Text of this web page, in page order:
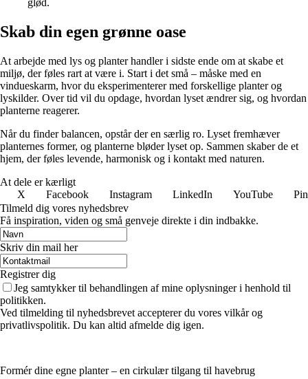
glød.
Skab din egen grønne oase
At arbejde med lys og planter handler i sidste ende om at skabe et
miljø, der føles rart at være i. Start i det små – måske med en
vindueskarm, hvor du eksperimenterer med forskellige planter og
lyskilder. Over tid vil du opdage, hvordan lyset ændrer sig, og hvordan
planterne reagerer.
Når du finder balancen, opstår der en særlig ro. Lyset fremhæver
planternes former, og planterne bløder lyset op. Sammen skaber de et
hjem, der føles levende, harmonisk og i kontakt med naturen.
At dele er kærligt
X
Facebook Instagram LinkedIn YouTube
Tilmeld dig vores nyhedsbrev
Få inspiration, viden og små genveje direkte i din indbakke.
Skriv din mail her
Registrer dig
Jeg samtykker til behandlingen af mine oplysninger i henhold til
politikken.
Ved tilmelding til nyhedsbrevet accepterer du vores vilkår og
privatlivspolitik. Du kan altid afmelde dig igen.
Formér dine egne planter – en cirkulær tilgang til havebrug